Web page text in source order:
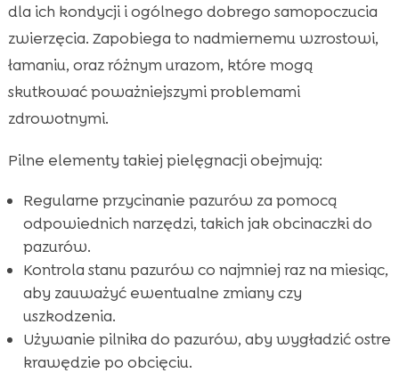
dla ich kondycji i ogólnego dobrego samopoczucia
zwierzęcia. Zapobiega to nadmiernemu wzrostowi,
łamaniu, oraz różnym urazom, które mogą
skutkować poważniejszymi problemami
zdrowotnymi.
Pilne elementy takiej pielęgnacji obejmują:
Regularne przycinanie pazurów za pomocą
odpowiednich narzędzi, takich jak obcinaczki do
pazurów.
Kontrola stanu pazurów co najmniej raz na miesiąc,
aby zauważyć ewentualne zmiany czy
uszkodzenia.
Używanie pilnika do pazurów, aby wygładzić ostre
krawędzie po obcięciu.